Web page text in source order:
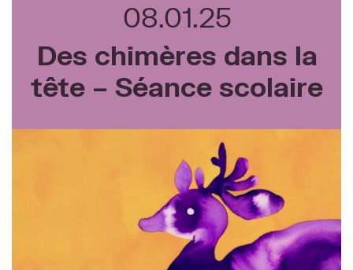
08.01.25
Des chimères dans la
tête – Séance scolaire